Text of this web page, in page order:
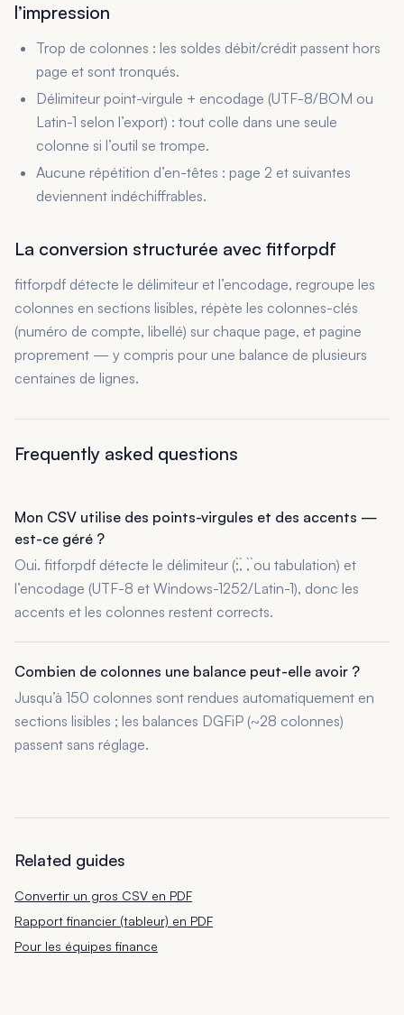
l’impression
Trop de colonnes : les soldes débit/crédit passent hors
page et sont tronqués.
Délimiteur point-virgule + encodage (UTF-8/BOM ou
Latin-1 selon l’export) : tout colle dans une seule
colonne si l’outil se trompe.
Aucune répétition d’en-têtes : page 2 et suivantes
deviennent indéchiffrables.
La conversion structurée avec fitforpdf
fitforpdf détecte le délimiteur et l’encodage, regroupe les
colonnes en sections lisibles, répète les colonnes-clés
(numéro de compte, libellé) sur chaque page, et pagine
proprement — y compris pour une balance de plusieurs
centaines de lignes.
Frequently asked questions
Mon CSV utilise des points-virgules et des accents —
est-ce géré ?
Oui. fitforpdf détecte le délimiteur (`;`, `,` ou tabulation) et
l’encodage (UTF-8 et Windows-1252/Latin-1), donc les
accents et les colonnes restent corrects.
Combien de colonnes une balance peut-elle avoir ?
Jusqu’à 150 colonnes sont rendues automatiquement en
sections lisibles ; les balances DGFiP (~28 colonnes)
passent sans réglage.
Related guides
Convertir un gros CSV en PDF
Rapport financier (tableur) en PDF
Pour les équipes finance